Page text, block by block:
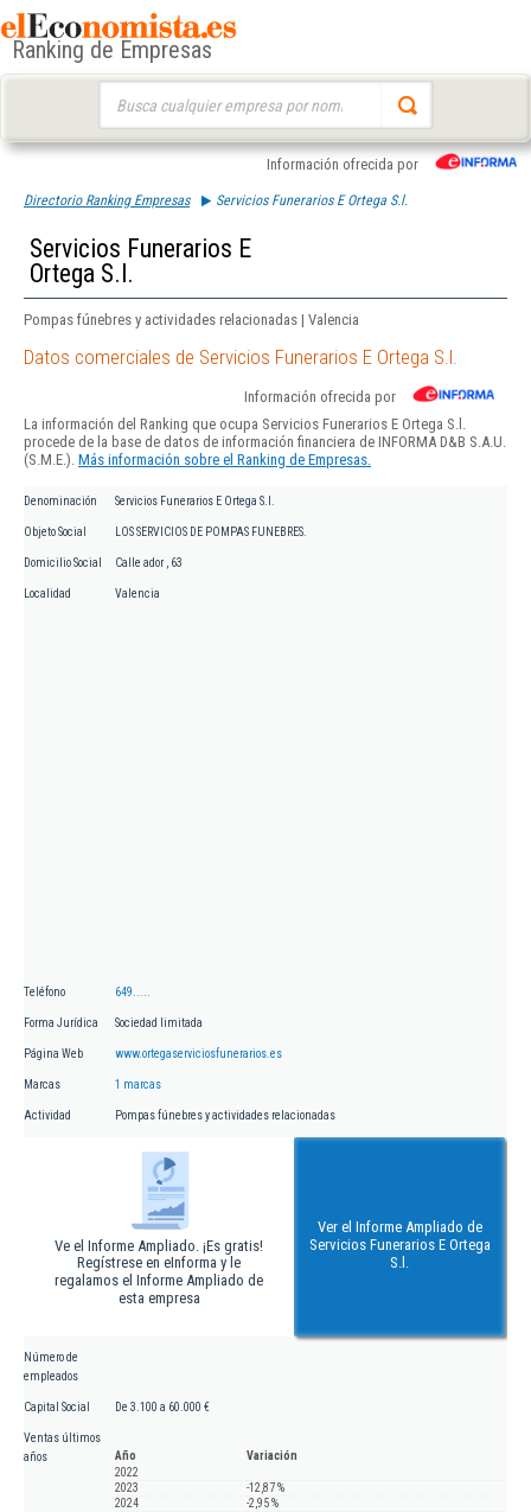
Ranking de Empresas
Información ofrecida por
Directorio Ranking Empresas Servicios Funerarios E Ortega S.l.
Servicios Funerarios E
Ortega S.l.
Pompas fúnebres y actividades relacionadas | Valencia
Datos comerciales de Servicios Funerarios E Ortega S.l.
Información ofrecida por
La información del Ranking que ocupa Servicios Funerarios E Ortega S.l.
procede de la base de datos de información financiera de INFORMA D&B S.A.U.
(S.M.E.). Más información sobre el Ranking de Empresas.
Denominación Servicios Funerarios E Ortega S.l.
Objeto Social LOS SERVICIOS DE POMPAS FUNEBRES.
Domicilio Social Calle ador , 63
Localidad Valencia
Teléfono 649.....
Forma Jurídica Sociedad limitada
Página Web www.ortegaserviciosfunerarios.es
Marcas 1 marcas
Actividad Pompas fúnebres y actividades relacionadas
Ve el Informe Ampliado. ¡Es gratis!
Regístrese en eInforma y le
regalamos el Informe Ampliado de
esta empresa
Ver el Informe Ampliado de
Servicios Funerarios E Ortega
S.l.
Número de
empleados
Capital Social De 3.100 a 60.000 €
Ventas últimos
años
Año
Variación
2022
2023
-12,87 %
2024
-2,95 %